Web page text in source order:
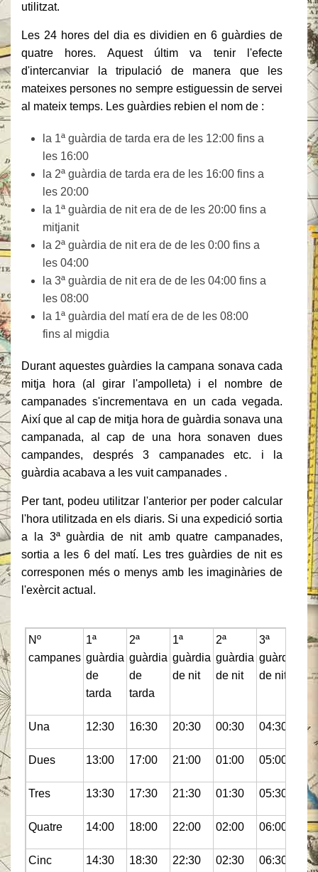
utilitzat.
Les 24 hores del dia es dividien en 6 guàrdies de
quatre hores. Aquest últim va tenir l'efecte
d'intercanviar la tripulació de manera que les
mateixes persones no sempre estiguessin de servei
al mateix temps. Les guàrdies rebien el nom de :
la 1ª guàrdia de tarda era de les 12:00 fins a
les 16:00
la 2ª guàrdia de tarda era de les 16:00 fins a
les 20:00
la 1ª guàrdia de nit era de de les 20:00 fins a
mitjanit
la 2ª guàrdia de nit era de de les 0:00 fins a
les 04:00
la 3ª guàrdia de nit era de de les 04:00 fins a
les 08:00
la 1ª guàrdia del matí era de de les 08:00
fins al migdia
Durant aquestes guàrdies la campana sonava cada
mitja hora (al girar l'ampolleta) i el nombre de
campanades s'incrementava en un cada vegada.
Així que al cap de mitja hora de guàrdia sonava una
campanada, al cap de una hora sonaven dues
campandes, després 3 campanades etc. i la
guàrdia acabava a les vuit campanades .
Per tant, podeu utilitzar l'anterior per poder calcular
l'hora utilitzada en els diaris. Si una expedició sortia
a la 3ª guàrdia de nit amb quatre campanades,
sortia a les 6 del matí. Les tres guàrdies de nit es
corresponen més o menys amb les imaginàries de
l'exèrcit actual.
Nº
campanes
1ª
guàrdia
de
tarda
2ª
guàrdia
de
tarda
1ª
guàrdia
de nit
2ª
guàrdia
de nit
3ª
guàrdia
de nit
1ª
del
Una 12:30 16:30 20:30 00:30 04:30
Dues 13:00 17:00 21:00 01:00 05:00
Tres 13:30 17:30 21:30 01:30 05:30
Quatre 14:00 18:00 22:00 02:00 06:00
Cinc 14:30 18:30 22:30 02:30 06:30